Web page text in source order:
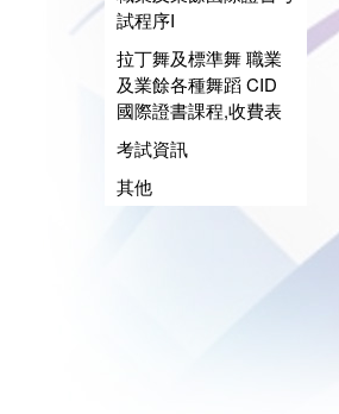
試程序I
拉丁舞及標準舞 職業
及業餘各種舞蹈 CID
國際證書課程,收費表
考試資訊
其他